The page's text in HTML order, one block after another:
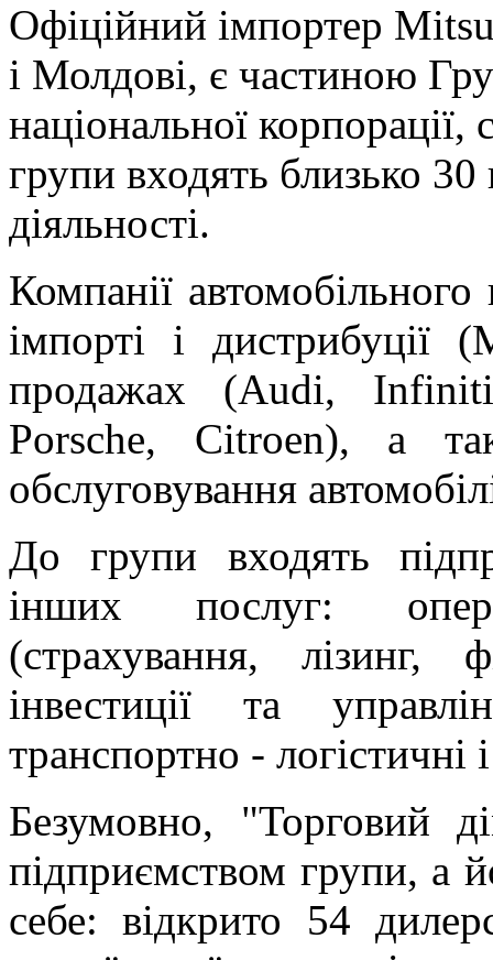
Офіційний імпортер
і Молдові, є частиною
національної
групи входять близько
діяльності.
Компанії
імпорті і дистрибуції
продажах (Audi,
Porsche, Citroen), а
обслуговування
До групи входять
інших послуг:
(страхування, лізинг,
інвестиції та
транспортно -
Безумовно,
підприємством групи, а
себе: відкрито 54